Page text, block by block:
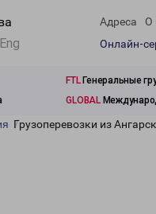
Eng
Адреса О
Онлайн-
FTLГенеральные
GLOBAL
Грузоперевозки из